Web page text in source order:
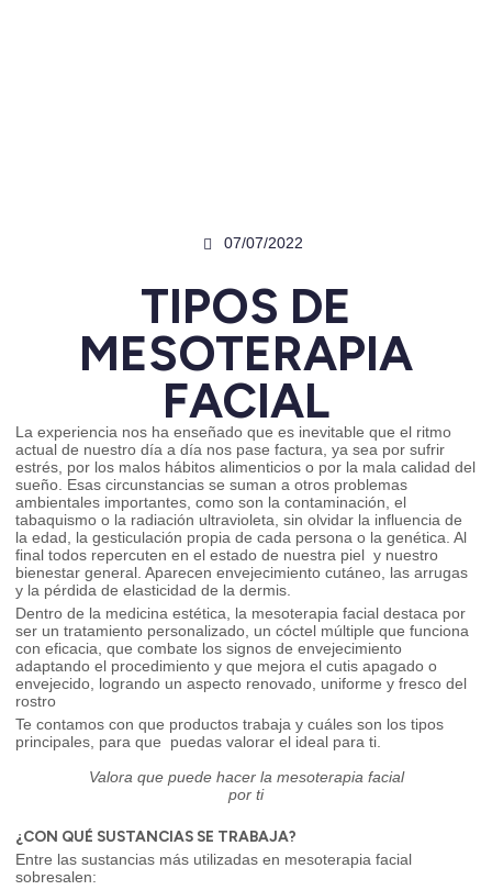
07/07/2022
TIPOS DE
MESOTERAPIA
FACIAL
La experiencia nos ha enseñado que es inevitable que el ritmo
actual de nuestro día a día nos pase factura, ya sea por sufrir
estrés, por los malos hábitos alimenticios o por la mala calidad del
sueño. Esas circunstancias se suman a otros problemas
ambientales importantes, como son la contaminación, el
tabaquismo o la radiación ultravioleta, sin olvidar la influencia de
la edad, la gesticulación propia de cada persona o la genética. Al
final todos repercuten en el estado de nuestra piel y nuestro
bienestar general. Aparecen envejecimiento cutáneo, las arrugas
y la pérdida de elasticidad de la dermis.
Dentro de la medicina estética, la mesoterapia facial destaca por
ser un tratamiento personalizado, un cóctel múltiple que funciona
con eficacia, que combate los signos de envejecimiento
adaptando el procedimiento y que mejora el cutis apagado o
envejecido, logrando un aspecto renovado, uniforme y fresco del
rostro
Te contamos con que productos trabaja y cuáles son los tipos
principales, para que puedas valorar el ideal para ti.
Valora que puede hacer la mesoterapia facial
por ti
¿CON QUÉ SUSTANCIAS SE TRABAJA?
Entre las sustancias más utilizadas en mesoterapia facial
sobresalen: